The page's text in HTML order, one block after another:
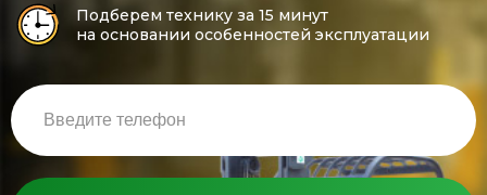
Подберем технику за 15 минут
на основании особенностей эксплуатации